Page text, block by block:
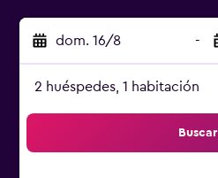
dom. 16/8 -
2 huéspedes, 1 habitación
Buscar